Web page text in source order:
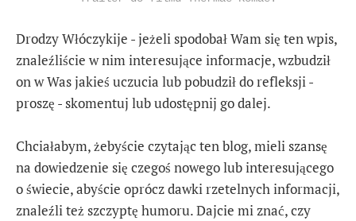
Drodzy Włóczykije - jeżeli spodobał Wam się ten wpis,
znaleźliście w nim interesujące informacje, wzbudził
on w Was jakieś uczucia lub pobudził do refleksji -
proszę - skomentuj lub udostępnij go dalej.
Chciałabym, żebyście czytając ten blog, mieli szansę
na dowiedzenie się czegoś nowego lub interesującego
o świecie, abyście oprócz dawki rzetelnych informacji,
znaleźli też szczyptę humoru. Dajcie mi znać, czy